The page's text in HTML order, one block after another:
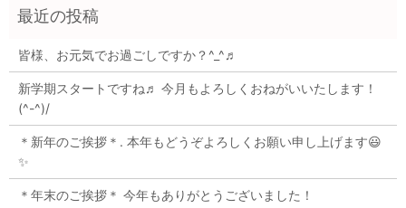
皆様、お元気でお過ごしですか？^_^♬
新学期スタートですね♬ 今月もよろしくおねがいいたします！
(^-^)/
＊新年のご挨拶＊. 本年もどうぞよろしくお願い申し上げます😃
✨
＊年末のご挨拶＊ 今年もありがとうございました！